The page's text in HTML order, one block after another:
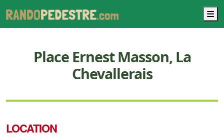
Place Ernest Masson, La
Chevallerais
LOCATION